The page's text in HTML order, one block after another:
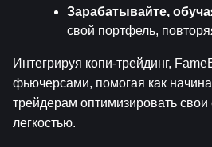
Зарабатывайте,
свой портфель,
Интегрируя копи-трейдинг,
фьючерсами, помогая как
трейдерам оптимизировать свои
легкостью.